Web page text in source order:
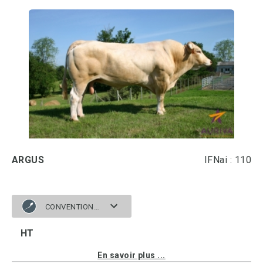
ARGUS IFNai : 110
CONVENTIONNELLE
HT
En savoir plus ...